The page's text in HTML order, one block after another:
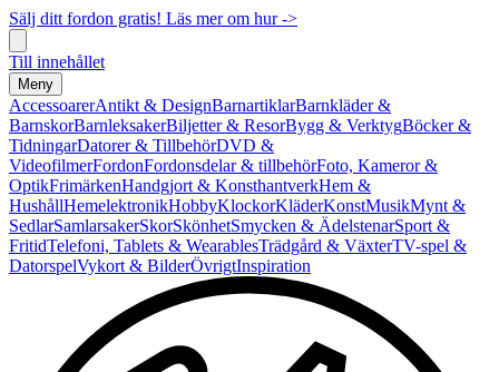
Sälj ditt fordon gratis! Läs mer om hur ->
Till innehållet
Meny
AccessoarerAntikt & DesignBarnartiklarBarnkläder &
BarnskorBarnleksakerBiljetter & ResorBygg & VerktygBöcker &
TidningarDatorer & TillbehörDVD &
VideofilmerFordonFordonsdelar & tillbehörFoto, Kameror &
OptikFrimärkenHandgjort & KonsthantverkHem &
HushållHemelektronikHobbyKlockorKläderKonstMusikMynt &
SedlarSamlarsakerSkorSkönhetSmycken & ÄdelstenarSport &
FritidTelefoni, Tablets & WearablesTrädgård & VäxterTV-spel &
DatorspelVykort & BilderÖvrigtInspiration